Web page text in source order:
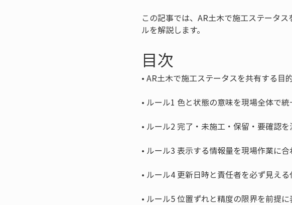
この記事では、AR土木で施工ステータ
ルを解説します。
目次
•
•
•
•
•
•